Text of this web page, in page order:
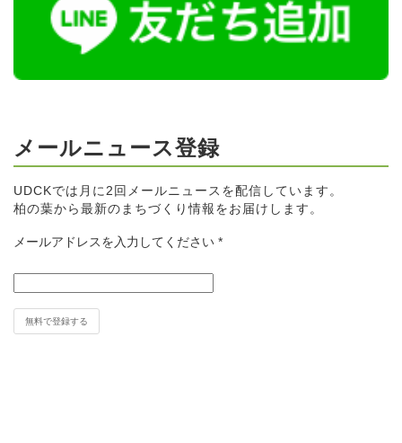
メールニュース登録
UDCKでは月に2回メールニュースを配信しています。
柏の葉から最新のまちづくり情報をお届けします。
メールアドレスを入力してください *